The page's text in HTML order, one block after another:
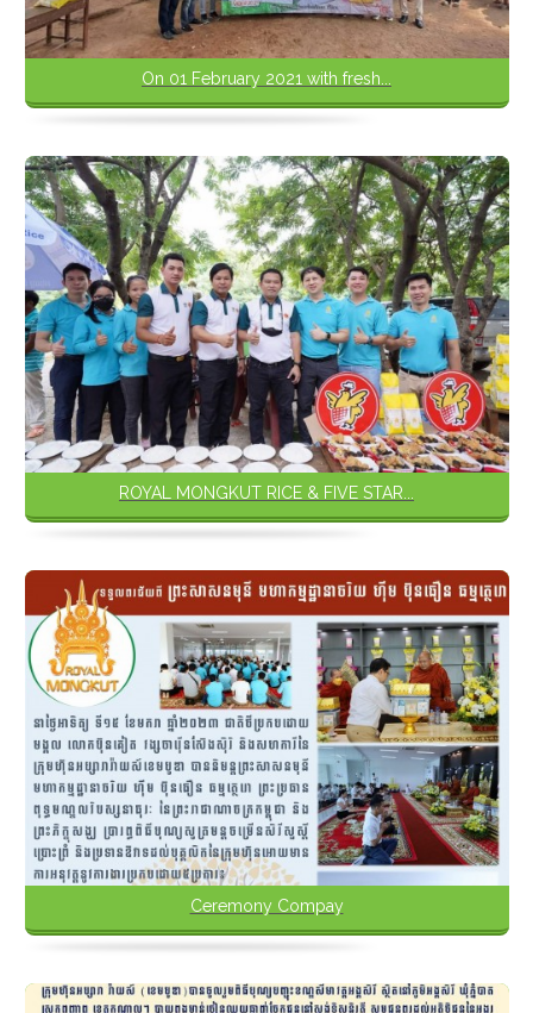
On 01 February 2021 with fresh...
ROYAL MONGKUT RICE & FIVE STAR...
Ceremony Compay